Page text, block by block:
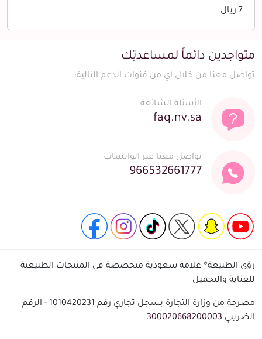
7 ريال
متواجدين دائماً لمساعدتِك
تواصل معنا من خلال أي من قنوات الدعم التالية:
الأسئلة الشائعة
faq.nv.sa
تواصل معنا عبر الواتساب
966532661777
رؤى الطبيعة® علامة سعودية متخصصة في المنتجات الطبيعية
للعناية والتجميل
مصرحة من وزارة التجارة بسجل تجاري رقم 1010420231 - الرقم
الضريبي 300020668200003